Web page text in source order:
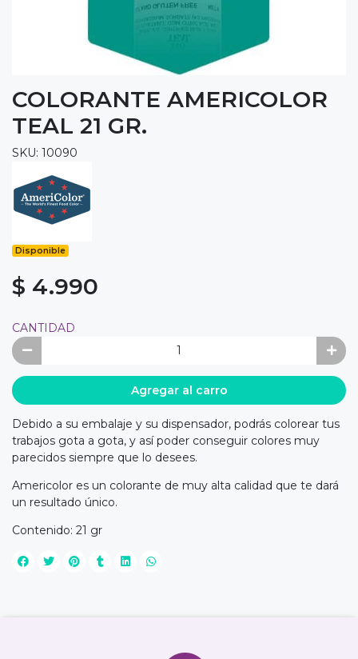
COLORANTE AMERICOLOR
TEAL 21 GR.
SKU: 10090
Disponible
$ 4.990
CANTIDAD
Agregar al carro
Debido a su embalaje y su dispensador, podrás colorear tus
trabajos gota a gota, y así poder conseguir colores muy
parecidos siempre que lo desees.
Americolor es un colorante de muy alta calidad que te dará
un resultado único.
Contenido: 21 gr